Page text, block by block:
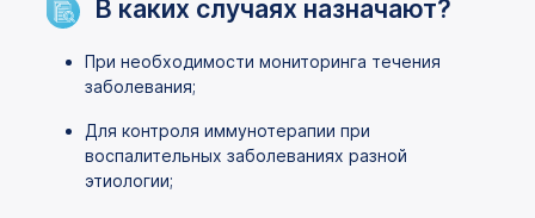
В каких случаях назначают?
При необходимости мониторинга течения
заболевания;
Для контроля иммунотерапии при
воспалительных заболеваниях разной
этиологии;